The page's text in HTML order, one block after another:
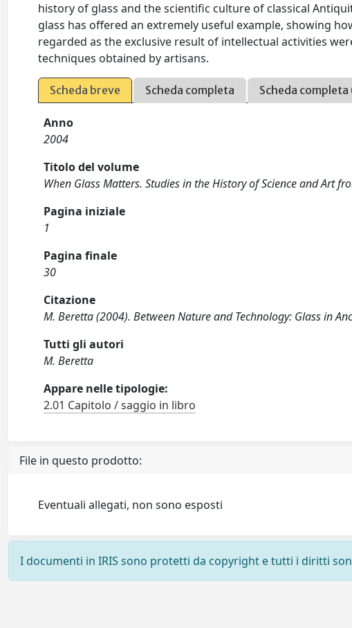
history of glass and the scientific culture of classical
glass has offered an extremely useful example, showing
regarded as the exclusive result of intellectual activities
techniques obtained by artisans.
Scheda breve Scheda completa Scheda completa
Anno
2004
Titolo del volume
When Glass Matters. Studies in the History of Science and Art
Pagina iniziale
1
Pagina finale
30
Citazione
M. Beretta (2004). Between Nature and Technology: Glass in
Tutti gli autori
M. Beretta
Appare nelle tipologie:
2.01 Capitolo / saggio in libro
File in questo prodotto:
Eventuali allegati, non sono esposti
I documenti in IRIS sono protetti da copyright e tutti i diritti